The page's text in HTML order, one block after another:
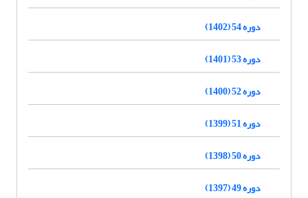
دوره 54 (1402)
دوره 53 (1401)
دوره 52 (1400)
دوره 51 (1399)
دوره 50 (1398)
دوره 49 (1397)